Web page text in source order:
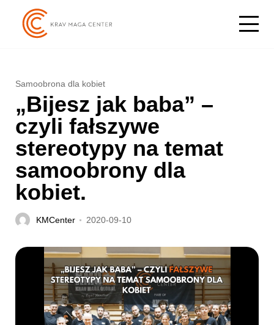
Samoobrona dla kobiet
„Bijesz jak baba” –
czyli fałszywe
stereotypy na temat
samoobrony dla
kobiet.
KMCenter 2020-09-10